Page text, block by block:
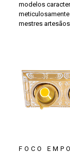
modelos
mestres
FOCO